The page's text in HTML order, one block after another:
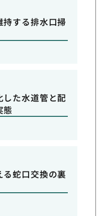
する排水口掃
た水道管と配
態
蛇口交換の裏